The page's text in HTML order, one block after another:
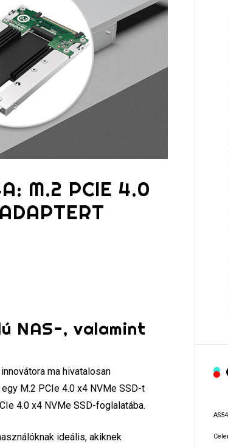
M.2 PCIE 4.0
NAS-, valamint
ma hivatalosan
M.2 PCIe 4.0 x4 NVMe SSD-t
4.0 x4 NVMe SSD-foglalatába.
ideális, akiknek